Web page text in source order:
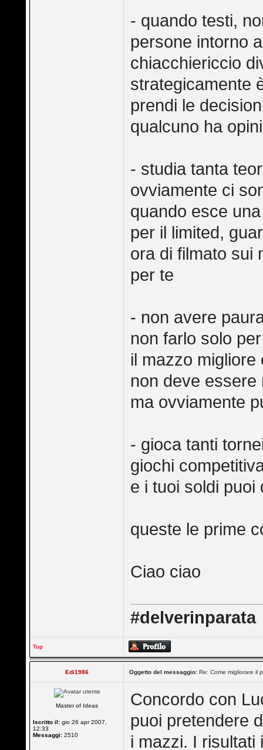
- quando testi,
persone intorno
chiacchiericcio
strategicamente
prendi le
qualcuno ha
- studia tanta
ovviamente ci
quando esce
per il limited,
ora di filmato sui
per te
- non avere
non farlo solo
il mazzo
non deve essere
ma ovviamente
- gioca tanti
giochi
e i tuoi soldi puoi
queste le prime
Ciao ciao
#delverinparata
Top
Edi1986 Oggetto del messaggio: Re: Come migliorare il
Master of Ideas
Iscritto il: gio 26 apr 2007,
12:33
Messaggi: 2510
Concordo con
puoi pretendere
i mazzi. I risultati